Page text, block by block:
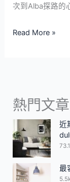
次到Alba探路的
其
餐
Read More »
熱門文章
近
最